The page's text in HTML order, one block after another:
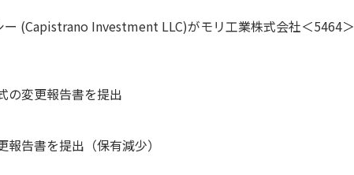
(Capistrano Investment LLC)がモリ工業株式会社＜5464＞
の変更報告書を提出
告書を提出（保有減少）